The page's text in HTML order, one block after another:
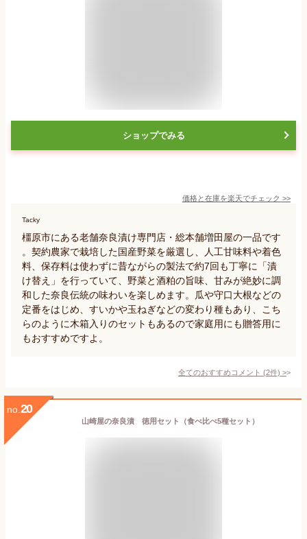
ショップでみる
価格と在庫を楽天でチェック >>
Tacky
橿原市にある老舗奈良漬け専門店・総本舗増田屋の一品です
。契約農家で栽培した国産野菜を厳選し、人工甘味料や着色
料、保存料は使わずに昔ながらの製法で約7回も丁寧に「漬
け替え」を行っていて、野菜と酒粕の旨味、甘みが絶妙に調
和した奈良伝統の味わいを楽しめます。瓜や守口大根などの
定番をはじめ、すいかや玉ねぎなどの変わり種もあり、こち
らのように木箱入りのセットもあるので家庭用にも贈答用に
もおすすめですよ。
全てのおすすめコメント (2件) >
no. 20
山崎屋の奈良漬 徳用セット（食べ比べ5種セット）